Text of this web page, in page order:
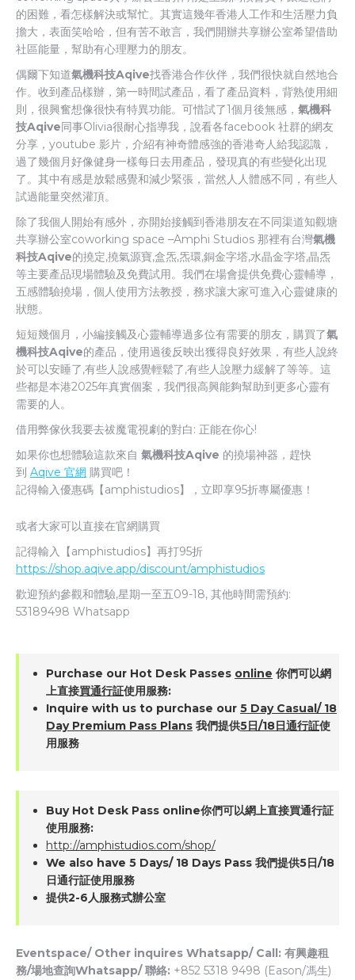
的困難，看怎樣解決或幫忙。其實這幾年香港人工作和生活壓力負
擔大，表面笑哈哈，但有苦不敢言，我們開辦共享辦公室希望借助
社區能量，幫助有心理壓力的朋友。
偶爾下知道氣機科技Aqive找香港合作伙伴，我們很快就自然地合
作。收到產品樣辦，第一時間試產品，看了產品資料，背熟使用細
則，很興奮想像很快有特異功能。可惜試了1個月後無感， 氣機科
技Aqive同事Olivia很耐心指導我，說看各facebook 社群的網友
分享，youtube 影片，介紹有神奇體感強的香港奇人給我認識，
過了幾個月好像健身一樣每日去用產品，發現真的有些變化出現
了。其中有感是放鬆感覺和減少緊張，當然人人體感不同，有些人
試過能量突然灌頂。
除了我個人開始有感外，亦開始接觸到香港朋友在不同渠道知觀塘
共享辦公室coworking space –Amphi Studios 那裡有台灣氣機
科技Aqive的撓定,撓氣源寶,盒炁,炁環,銅金字塔,水晶金字塔,晶炁
等主要產品現場體驗及免費試用。我們在場會提供免費心靈輔導，
五感體驗撓場，個人使用方法教授，務求讓大家可進入心靈健康的
狀態。
短短幾個月，小編接觸及心靈輔導過多位有需要的朋友，購買了氣
機科技Aqive的產品，使用過後反映出獲得良好效果，有些人說終
於可以安睡了,有些人說感覺輕鬆了,有些人說壓力緩解了等等。這
些都是本港2025年真實個案，我們很高興能夠幫助到更多心靈有
需要的人。
借用弊傢伙我要去祓魔電視劇的對白: 正能在你心!
如果你也想體驗這款來自 氣機科技Aqive 的撓場神器，趕快
到 Aqive 官網 購買吧！
記得輸入優惠碼【amphistudios】，立即享95折專屬優惠！
或者大家可以直接在官網購買
記得輸入【amphistudios】再打95折
https://shop.aqive.app/discount/amphistudios
歡迎預約參觀和體驗,星期一至五09-18, 其他時間需預約:
53189498 Whatsapp
Purchase our Hot Desk Passes online 你們可以網
上直接買通行証使用服務:
Inquire with us to purchase our 5 Day Casual/ 18
Day Premium Pass Plans 我們提供5日/18日通行証使
用服務
Buy Hot Desk Pass online你們可以網上直接買通行証
使用服務:
http://amphistudios.com/shop/
We also have 5 Days/ 18 Days Pass 我們提供5日/18
日通行証使用服務
提供2-6人服務式辦公室
Eventspace/ Other inquires Whatsapp/ Call: 有興趣租
務/場地查詢Whatsapp/ 聯絡: +852 5318 9498 (Eason/馮生)